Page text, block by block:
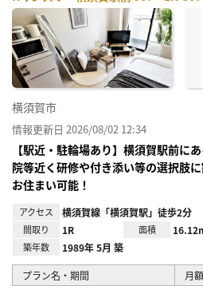
横須賀市
情報更新日 2026/08/02 12:34
【駅近・駐輪場あり】横須賀駅前に
院等近く研修や付き添い等の選択肢
お住まい可能！
アクセス 横須賀線「横須賀駅」徒歩2分
間取り 1R 面積
築年数 1989年 5月 築
プラン名・期間 月